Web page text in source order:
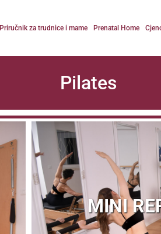
Priručnik za trudnice i mame Prenatal Home
Pilates
MINI